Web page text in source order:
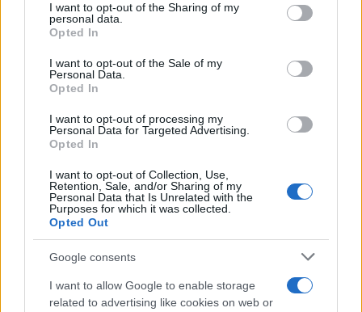
disclose it to other third parties.
Please note that this website/app uses one or more Google
services and may gather and store information including but
not limited to your visit or usage behaviour. You may click to
grant or deny consent to Google and its third-party tags to
consent section.
I want to opt-out of the Sharing of my
personal data.
Opted In
I want to opt-out of the Sale of my
Personal Data.
Opted In
I want to opt-out of processing my
Personal Data for Targeted Advertising.
Opted In
I want to opt-out of Collection, Use,
Retention, Sale, and/or Sharing of my
Personal Data that Is Unrelated with the
Purposes for which it was collected.
Opted Out
Google consents
I want to allow Google to enable storage
related to advertising like cookies on web or